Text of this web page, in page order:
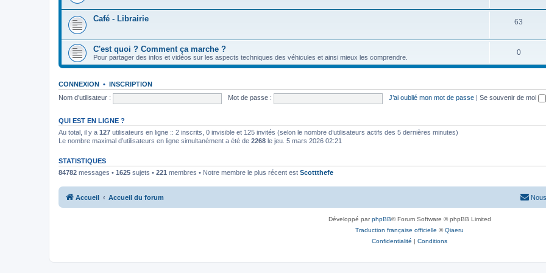
Café - Librairie 63
C'est quoi ? Comment ça marche ?
Pour partager des infos et vidéos sur les aspects techniques des véhicules et ainsi mieux les comprendre.
0
CONNEXION • INSCRIPTION
Nom d’utilisateur :
Mot de passe : J’ai oublié mon mot de passe Se souvenir de moi
QUI EST EN LIGNE ?
Au total, il y a 127 utilisateurs en ligne :: 2 inscrits, 0 invisible et 125 invités (selon le nombre d’utilisateurs actifs des 5 dernières minutes)
Le nombre maximal d’utilisateurs en ligne simultanément a été de 2268 le jeu. 5 mars 2026 02:21
STATISTIQUES
84782 messages • 1625 sujets • 221 membres • Notre membre le plus récent est Scottthefe
Accueil Accueil du forum
Développé parphpBB® Forum Software © phpBB Limited
Traduction française officielle ©Qiaeru
Confidentialité | Conditions